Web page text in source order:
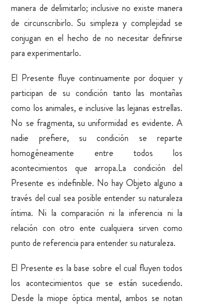
manera de delimitarlo; inclusive no existe manera
de circunscribirlo. Su simpleza y complejidad se
conjugan en el hecho de no necesitar definirse
para experimentarlo.
El Presente fluye continuamente por doquier y
participan de su condición tanto las montañas
como los animales, e inclusive las lejanas estrellas.
No se fragmenta, su uniformidad es evidente. A
nadie prefiere, su condición se reparte
homogéneamente entre todos los
acontecimientos que arropa.La condición del
Presente es indefinible. No hay Objeto alguno a
través del cual sea posible entender su naturaleza
íntima. Ni la comparación ni la inferencia ni la
relación con otro ente cualquiera sirven como
punto de referencia para entender su naturaleza.
El Presente es la base sobre el cual fluyen todos
los acontecimientos que se están sucediendo.
Desde la miope óptica mental, ambos se notan